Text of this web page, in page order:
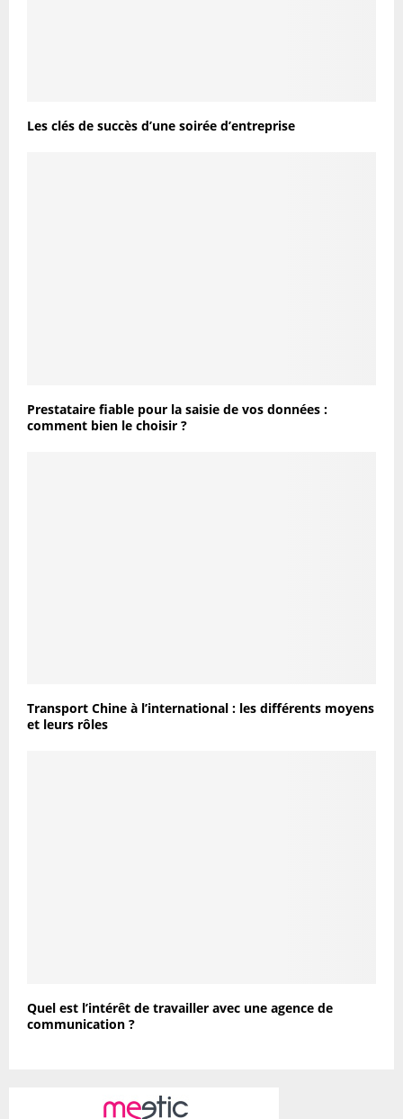
Les clés de succès d’une soirée d’entreprise
Prestataire fiable pour la saisie de vos données :
comment bien le choisir ?
Transport Chine à l’international : les différents moyens
et leurs rôles
Quel est l’intérêt de travailler avec une agence de
communication ?